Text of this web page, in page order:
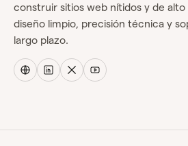
construir sitios web nítidos y de
diseño limpio, precisión técnica y
largo plazo.